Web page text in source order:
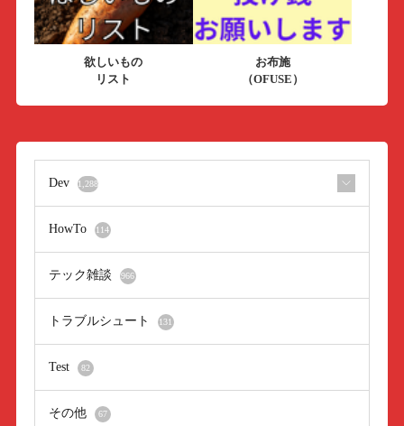
欲しいもの
リスト
お布施
（OFUSE）
Dev 1,288
HowTo 114
テック雑談 966
トラブルシュート 131
Test 82
その他 67